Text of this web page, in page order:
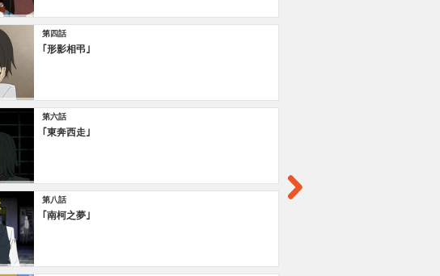
第四話
｢形影相弔｣
第六話
｢東奔西走｣
第八話
｢南柯之夢｣